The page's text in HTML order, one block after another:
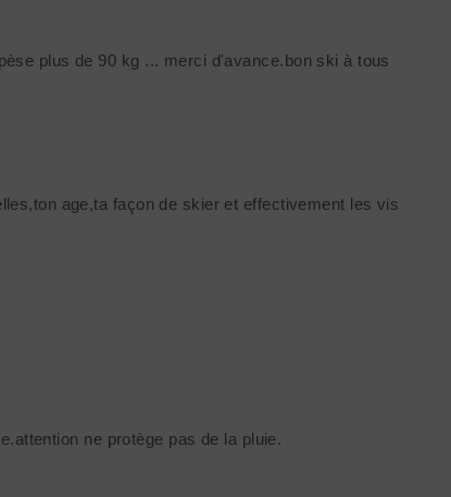
plus de 90 kg ... merci d'avance.bon ski à tous
age,ta façon de skier et effectivement les vis
ne protège pas de la pluie.